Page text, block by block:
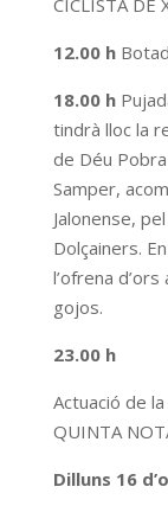
CICLISTA DE
12.00 h
18.00 h
tindrà lloc la
de Déu
Samper,
Jalonense,
Dolçainers.
l’ofrena
gojos.
23.00 h
Actuació de
QUINTA
Dilluns 16